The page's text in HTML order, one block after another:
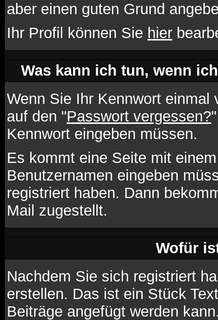
aber einen guten Grund
Ihr Profil können Sie hier
Was kann ich tun, wenn
Wenn Sie Ihr Kennwort
auf den "Passwort vergessen?
Kennwort eingeben müssen.
Es kommt eine Seite mit
Benutzernamen eingeben
registriert haben. Dann
Mail zugestellt.
Wofür
Nachdem Sie sich registriert
erstellen. Das ist ein Stück
Beiträge angefügt werden